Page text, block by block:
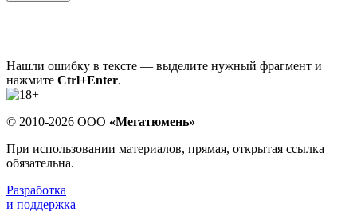
Нашли ошибку в тексте — выделите нужный фрагмент и
нажмите Ctrl+Enter.
© 2010-2026 ООО «Мегатюмень»
При использовании материалов, прямая, открытая ссылка
обязательна.
Разработка
и поддержка